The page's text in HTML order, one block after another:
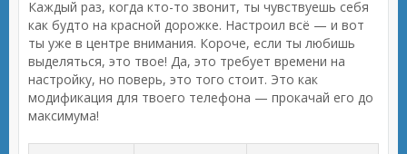
Каждый раз, когда кто-то звонит, ты чувствуешь себя
как будто на красной дорожке. Настроил всё — и вот
ты уже в центре внимания. Короче, если ты любишь
выделяться, это твое! Да, это требует времени на
настройку, но поверь, это того стоит. Это как
модификация для твоего телефона — прокачай его до
максимума!